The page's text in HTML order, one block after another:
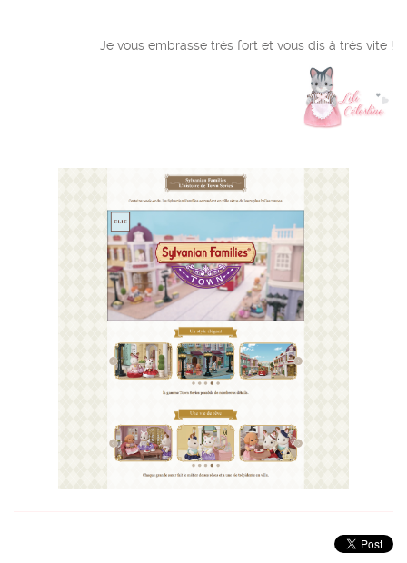
Je vous embrasse très fort et vous dis à très vite !